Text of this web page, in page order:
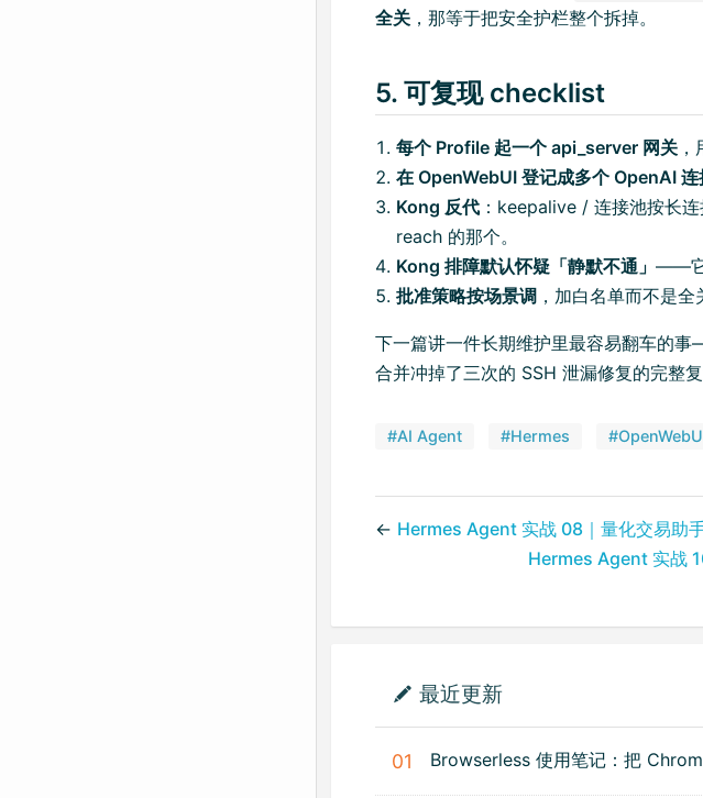
全关，那等于把安全护栏整个拆掉。
5. 可复现 checklist
每个 Profile 起一个 api_server 网关，
在 OpenWebUI 登记成多个 OpenAI 连
Kong 反代：keepalive / 连接池按长
reach 的那个。
Kong 排障默认怀疑「静默不通」 ——它
批准策略按场景调 ，加白名单而不是全
下一篇讲一件长期维护里最容易翻车的
合并冲掉了三次的 SSH 泄漏修复的完整
#AI Agent #Hermes
← Hermes Agent 实战 08｜量化交易助
Hermes Agent 实战
最近更新
01 Browserless 使用笔记：把